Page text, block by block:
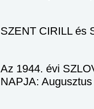
SZENT CIRILL és
Az 1944. évi
NAPJA: